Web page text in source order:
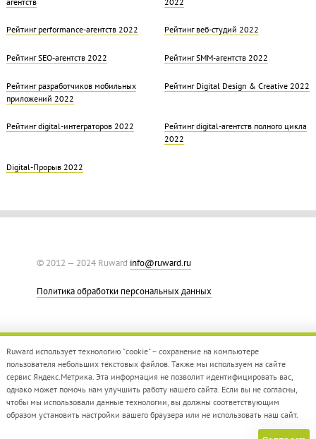
Рейтинг performance-агентств 2022 Рейтинг веб-студий 2022
Рейтинг SEO-агентств 2022 Рейтинг SMM-агентств 2022
Рейтинг разработчиков мобильных
приложений 2022
Рейтинг Digital Design & Creative 2022
Рейтинг digital-интеграторов 2022
Рейтинг digital-агентств полного цикла
2022
Digital-Прорыв 2022
© 2012 — 2024 Ruward info@ruward.ru
Политика обработки персональных данных
Дизайн –Red Collar
Создание сайта –Integrate
Ruward использует технологию "cookie" – сохранение на компьютере
пользователя небольших текстовых файлов. Также мы используем на сайте
сервис Яндекс.Метрика. Эта информация не позволит идентифицировать вас,
однако может помочь нам улучшить работу нашего сайта. Если вы не согласны,
чтобы мы использовали данные технологии, вы должны соответствующим
образом установить настройки вашего браузера или не использовать наш сайт.